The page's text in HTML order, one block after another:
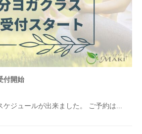
付開始
ジュールが出来ました。 ご予約は...